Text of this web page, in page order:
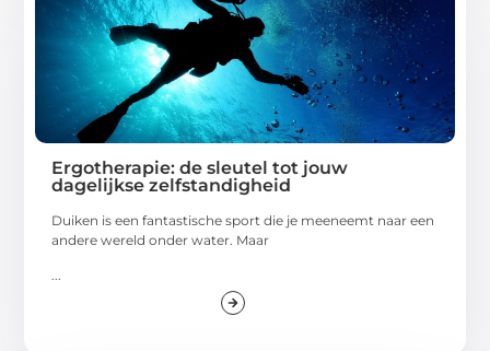
Ergotherapie: de sleutel tot jouw
dagelijkse zelfstandigheid
Duiken is een fantastische sport die je meeneemt naar een
andere wereld onder water. Maar